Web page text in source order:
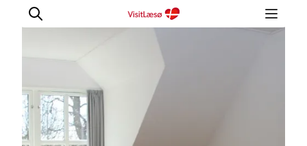
Kalender
Book ophold
Hoteller på Læsø